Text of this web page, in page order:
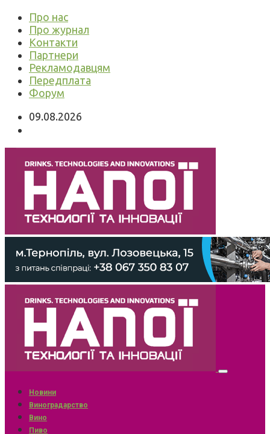
Про нас
Про журнал
Контакти
Партнери
Рекламодавцям
Передплата
Форум
09.08.2026
Новини
Виноградарство
Вино
Пиво